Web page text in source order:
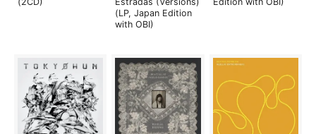
(LP, Japan Edition
with OBI)